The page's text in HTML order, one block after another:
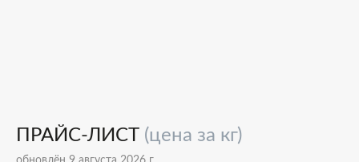
ПРАЙС-ЛИСТ (цена за кг)